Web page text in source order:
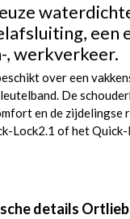
een
, werkverkeer.
over een
De
en de
Lock2.1 of het
details